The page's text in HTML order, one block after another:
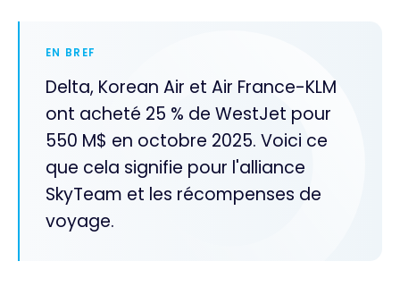
EN BREF
Delta, Korean Air et Air France-KLM
ont acheté 25 % de WestJet pour
550 M$ en octobre 2025. Voici ce
que cela signifie pour l'alliance
SkyTeam et les récompenses de
voyage.